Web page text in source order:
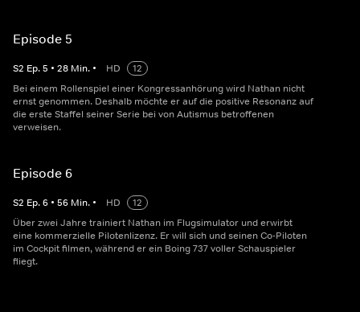
Episode 5
S2 Ep.5 • 28 Min. • HD
12
Bei einem Rollenspiel einer Kongressanhörung wird Nathan nicht
ernst genommen. Deshalb möchte er auf die positive Resonanz auf
die erste Staffel seiner Serie bei von Autismus betroffenen
verweisen.
Episode 6
S2 Ep.6 • 56 Min. • HD
12
Über zwei Jahre trainiert Nathan im Flugsimulator und erwirbt
eine kommerzielle Pilotenlizenz. Er will sich und seinen Co-Piloten
im Cockpit filmen, während er ein Boing 737 voller Schauspieler
fliegt.